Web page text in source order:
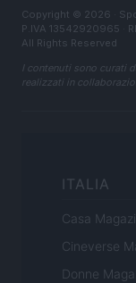
Copyright © 2026 ·
P.IVA 13542920965 ·
All Rights Reserved
I contenuti sono curati
realizzati in
ITALIA
Casa
Cineverse
Donne